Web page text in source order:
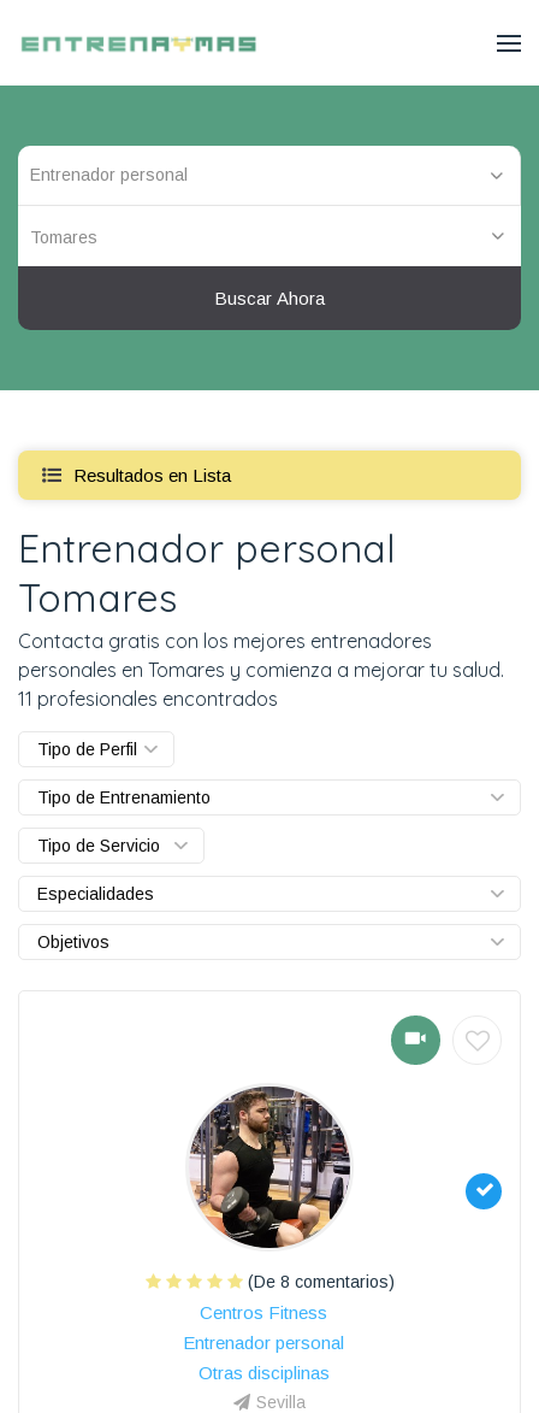
Tomares
Buscar Ahora
Resultados en Lista
Entrenador personal
Tomares
Contacta gratis con los mejores entrenadores
personales en Tomares y comienza a mejorar tu salud.
11 profesionales encontrados
Tipo de Perfil
Tipo de Entrenamiento
Tipo de Servicio
Especialidades
Objetivos
(De 8 comentarios)
Centros Fitness
Entrenador personal
Otras disciplinas
Sevilla